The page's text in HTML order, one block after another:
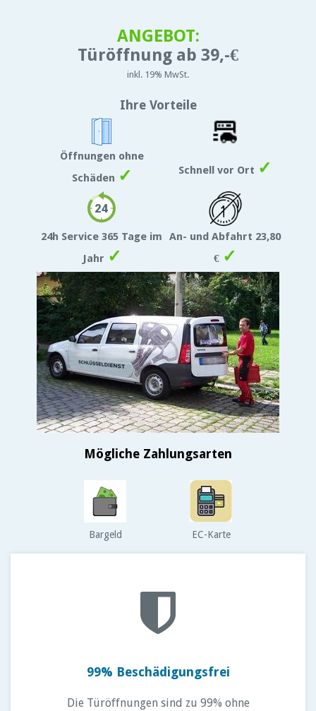
ANGEBOT:
Türöffnung ab 39,-€
inkl. 19% MwSt.
Ihre Vorteile
Öffnungen ohne
Schäden ✓ Schnell vor Ort ✓
24h Service 365 Tage im
Jahr ✓
An- und Abfahrt 23,80
€ ✓
Mögliche Zahlungsarten
Bargeld EC-Karte
99% Beschädigungsfrei
Die Türöffnungen sind zu 99% ohne